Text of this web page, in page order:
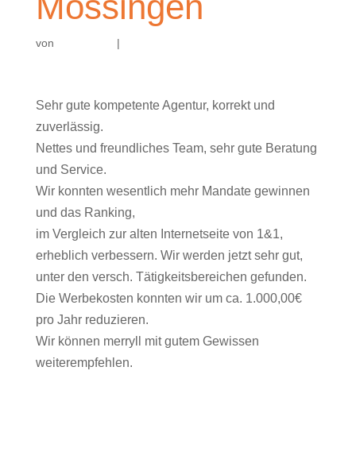
von |
Sehr gute kompetente Agentur, korrekt und
zuverlässig.
Nettes und freundliches Team, sehr gute Beratung
und Service.
Wir konnten wesentlich mehr Mandate gewinnen
und das Ranking,
im Vergleich zur alten Internetseite von 1&1,
erheblich verbessern. Wir werden jetzt sehr gut,
unter den versch. Tätigkeitsbereichen gefunden.
Die Werbekosten konnten wir um ca. 1.000,00€
pro Jahr reduzieren.
Wir können merryll mit gutem Gewissen
weiterempfehlen.